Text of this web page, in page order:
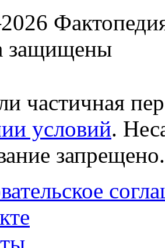
защищены
частичная
условий.